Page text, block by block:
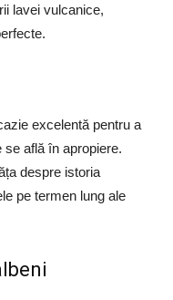
lavei vulcanice,
excelentă pentru a
află în apropiere.
despre istoria
pe termen lung ale